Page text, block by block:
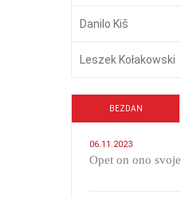
Danilo Kiš
Leszek Kołakowski
BEZDAN
06.11.2023
​Opet on ono svoje